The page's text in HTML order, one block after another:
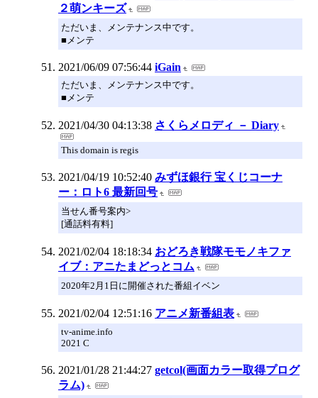
２萌ンキーズ
ただいま、メンテナンス中です。
■メンテ
2021/06/09 07:56:44 iGain
ただいま、メンテナンス中です。
■メンテ
2021/04/30 04:13:38 さくらメロディ － Diary
This domain is regis
2021/04/19 10:52:40 みずほ銀行 宝くじコーナ
ー：ロト6 最新回号
当せん番号案内>
[通話料有料]
2021/02/04 18:18:34 おどろき戦隊モモノキファ
イブ：アニたまどっとコム
2020年2月1日に開催された番組イベン
2021/02/04 12:51:16 アニメ新番組表
tv-anime.info
2021 C
2021/01/28 21:44:27 getcol(画面カラー取得プログ
ラム)